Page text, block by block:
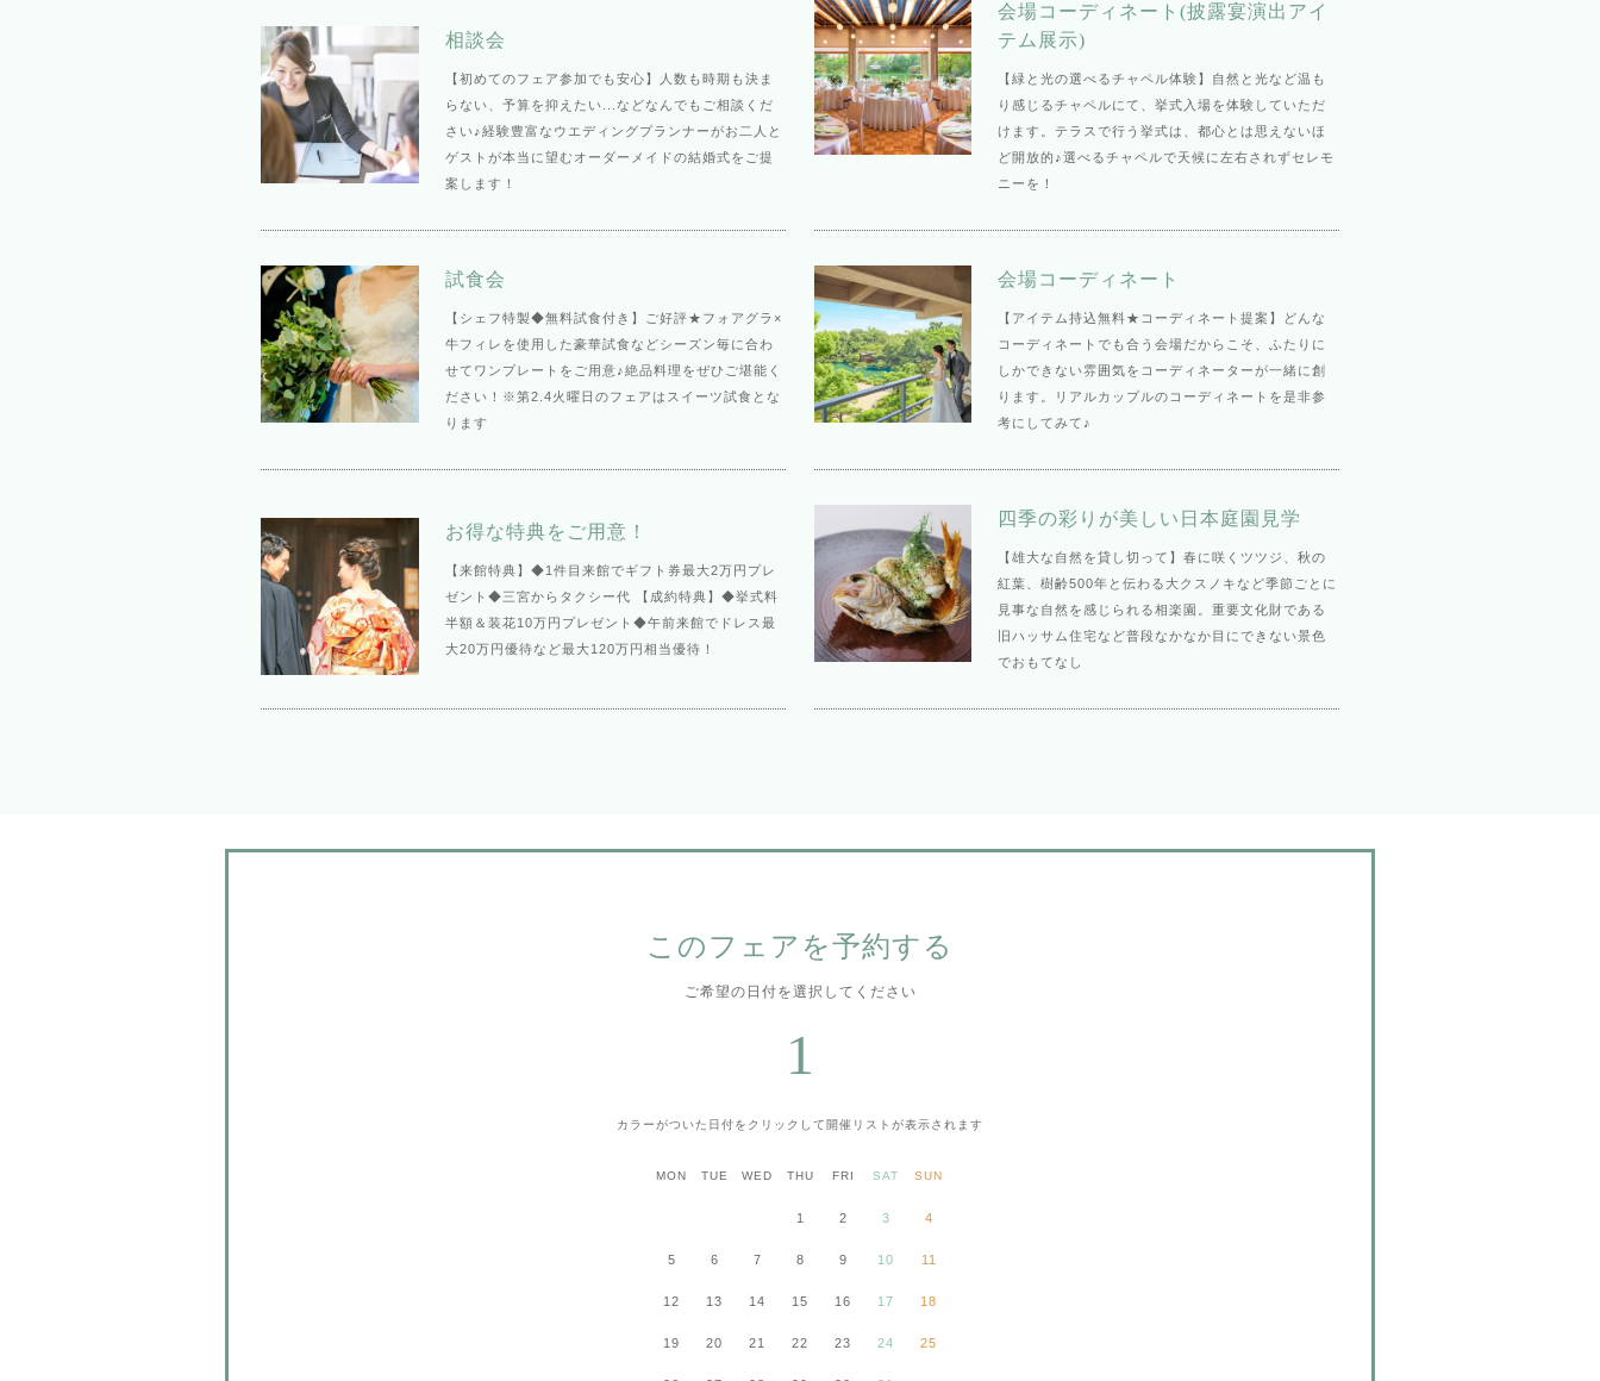
相談会
【初めてのフェア参加でも安心】人数も時期も決ま
らない、予算を抑えたい...などなんでもご相談くだ
さい♪経験豊富なウエディングプランナーがお二人と
ゲストが本当に望むオーダーメイドの結婚式をご提
案します！
会場コーディネート(披露宴演出アイ
テム展示)
【緑と光の選べるチャペル体験】自然と光など温も
り感じるチャペルにて、挙式入場を体験していただ
けます。テラスで行う挙式は、都心とは思えないほ
ど開放的♪選べるチャペルで天候に左右されずセレモ
ニーを！
試食会
【シェフ特製◆無料試食付き】ご好評★フォアグラ×
牛フィレを使用した豪華試食などシーズン毎に合わ
せてワンプレートをご用意♪絶品料理をぜひご堪能く
ださい！※第2.4火曜日のフェアはスイーツ試食とな
ります
会場コーディネート
【アイテム持込無料★コーディネート提案】どんな
コーディネートでも合う会場だからこそ、ふたりに
しかできない雰囲気をコーディネーターが一緒に創
ります。リアルカップルのコーディネートを是非参
考にしてみて♪
お得な特典をご用意！
【来館特典】◆1件目来館でギフト券最大2万円プレ
ゼント◆三宮からタクシー代 【成約特典】◆挙式料
半額＆装花10万円プレゼント◆午前来館でドレス最
大20万円優待など最大120万円相当優待！
四季の彩りが美しい日本庭園見学
【雄大な自然を貸し切って】春に咲くツツジ、秋の
紅葉、樹齢500年と伝わる大クスノキなど季節ごとに
見事な自然を感じられる相楽園。重要文化財である
旧ハッサム住宅など普段なかなか目にできない景色
でおもてなし
このフェアを予約する
ご希望の日付を選択してください
1
カラーがついた日付をクリックして 開催リストが表示されます
MON TUE WED THU FRI SAT SUN
1 2 3 4
5 6 7 8 9 10 11
12 13 14 15 16 17 18
19 20 21 22 23 24 25